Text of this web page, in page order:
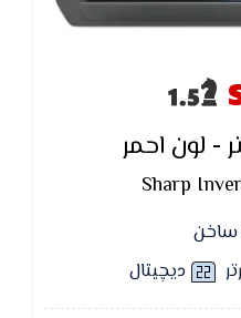
- لون احمر
Sharp
ساخن
ديچيتال